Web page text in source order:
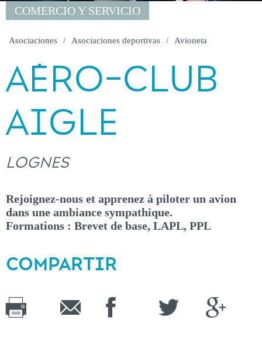
COMERCIO Y SERVICIO
Asociaciones Asociaciones deportivas Avioneta
AÉRO-CLUB
AIGLE
LOGNES
Rejoignez-nous et apprenez à piloter un avion
dans une ambiance sympathique.
Formations : Brevet de base, LAPL, PPL
COMPARTIR